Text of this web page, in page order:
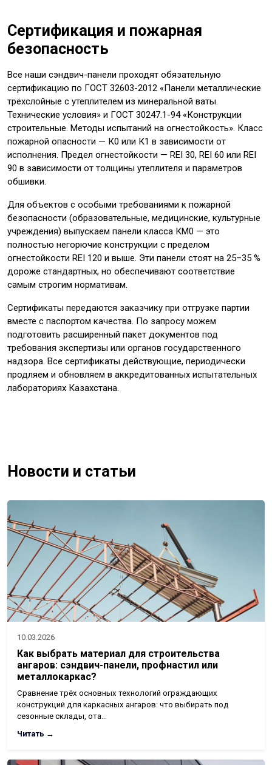
Сертификация и пожарная
безопасность
Все наши сэндвич-панели проходят обязательную
сертификацию по ГОСТ 32603-2012 «Панели металлические
трёхслойные с утеплителем из минеральной ваты.
Технические условия» и ГОСТ 30247.1-94 «Конструкции
строительные. Методы испытаний на огнестойкость». Класс
пожарной опасности — К0 или К1 в зависимости от
исполнения. Предел огнестойкости — REI 30, REI 60 или REI
90 в зависимости от толщины утеплителя и параметров
обшивки.
Для объектов с особыми требованиями к пожарной
безопасности (образовательные, медицинские, культурные
учреждения) выпускаем панели класса КМ0 — это
полностью негорючие конструкции с пределом
огнестойкости REI 120 и выше. Эти панели стоят на 25–35 %
дороже стандартных, но обеспечивают соответствие
самым строгим нормативам.
Сертификаты передаются заказчику при отгрузке партии
вместе с паспортом качества. По запросу можем
подготовить расширенный пакет документов под
требования экспертизы или органов государственного
надзора. Все сертификаты действующие, периодически
продляем и обновляем в аккредитованных испытательных
лабораториях Казахстана.
Новости и статьи
10.03.2026
Как выбрать материал для строительства
ангаров: сэндвич-панели, профнастил или
металлокаркас?
Сравнение трёх основных технологий ограждающих
конструкций для каркасных ангаров: что выбирать под
сезонные склады, ота…
Читать →